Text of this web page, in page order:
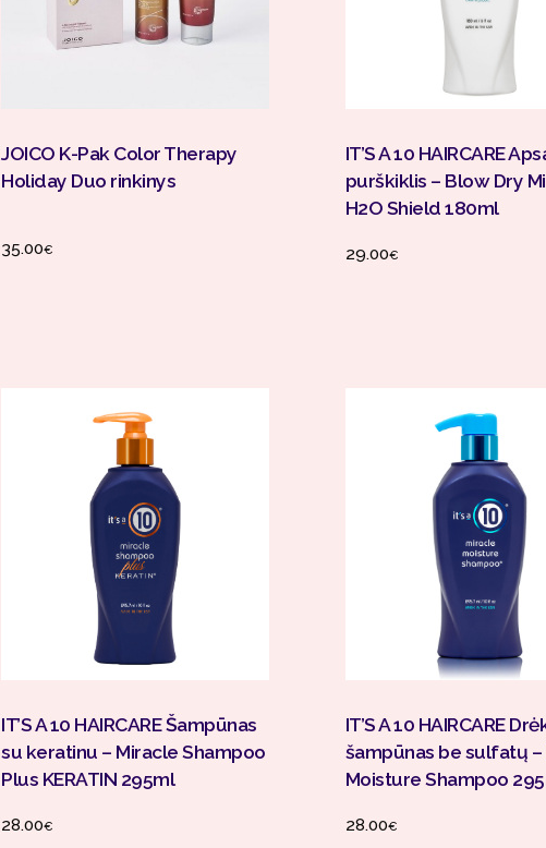
JOICO K-Pak Color Therapy
Holiday Duo rinkinys
35.00€
IT’S A 10 HAIRCARE
purškiklis – Blow Dry
H2O Shield 180ml
29.00€
IT’S A 10 HAIRCARE Šampūnas
su keratinu – Miracle Shampoo
Plus KERATIN 295ml
28.00€
IT’S A 10 HAIRCARE
šampūnas be sulfatų –
Moisture Shampoo
28.00€